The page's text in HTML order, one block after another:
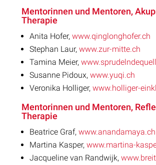
Mentorinnen und Mentoren,
Therapie
Anita Hofer, www.qinglonghofer.ch
Stephan Laur, www.zur-mitte.ch
Tamina Meier,
Susanne Pidoux, www.yuqi.ch
Veronika Holliger, www.holliger-
Mentorinnen und Mentoren,
Therapie
Beatrice Graf, www.anandamaya.ch
Martina Kasper, www.martina-
Jacqueline van Randwijk,